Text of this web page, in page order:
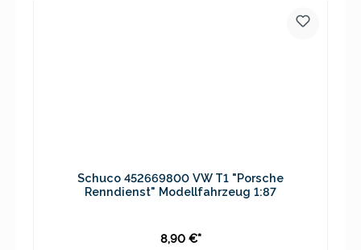
Schuco 452669800 VW T1 "Porsche
Renndienst" Modellfahrzeug 1:87
8,90 €*